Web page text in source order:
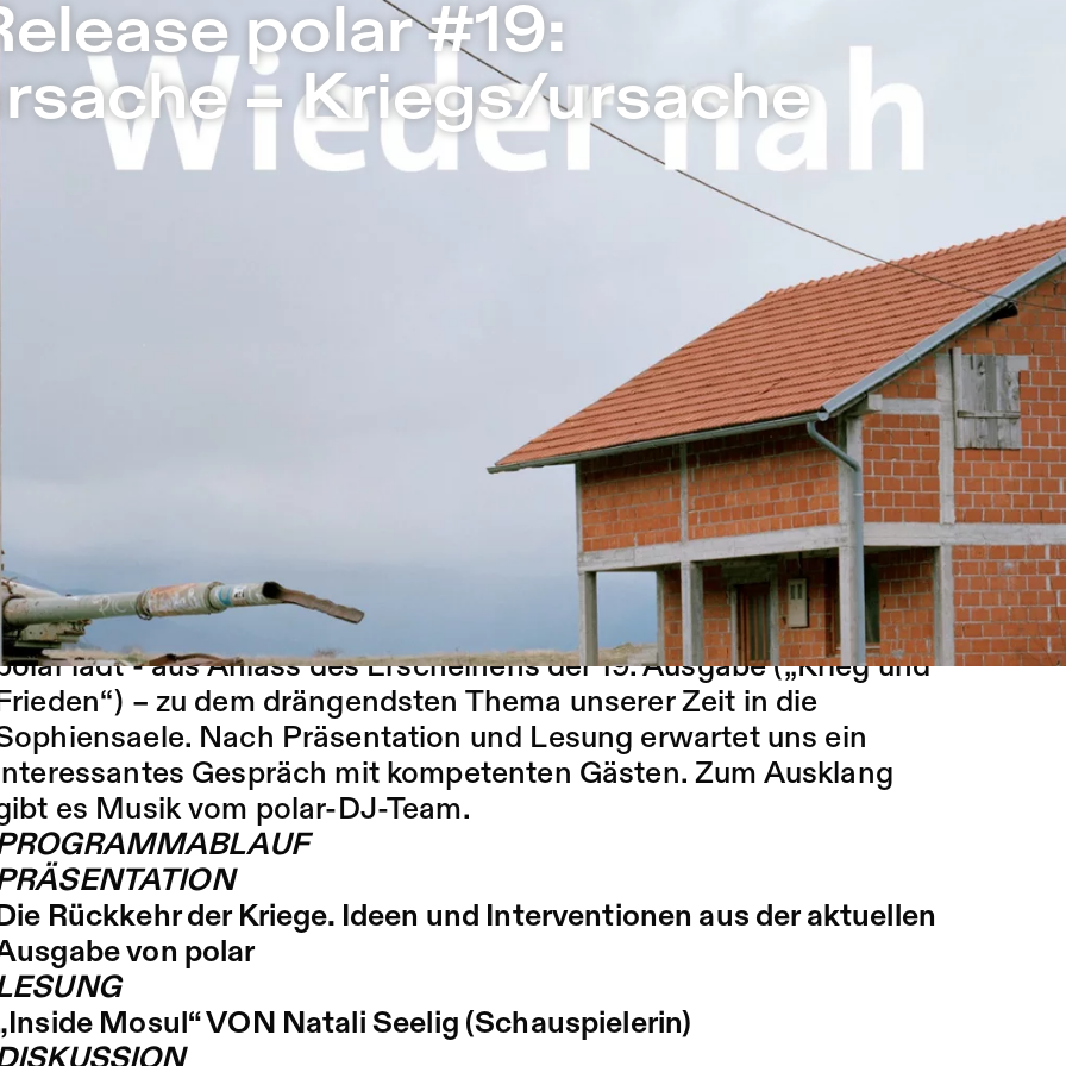
ursache – Sophiensæle | Freies Theater in Berlin
polar #19:
– Kriegs/ursache
Der Krieg war nie weg. Aber mit Blick auf die zahlreichen neuen
Kriege ist er – auch über Flucht und die Suche nach Asyl - plötzlich
wieder sehr nah. Syrien, Irak, Afghanistan, Eritrea. Wo also liegt
unsere Verantwortung hier, um denjenigen zu helfen, die vor dem
Leid des Krieges geflohen sind? Und wo liegt unsere Verantwortung
dort, bei der Bekämpfung von Fluchtursachen, bei der Linderung des
Kriegselends in den Kriegsregionen und Nachbarländern? Wie
umgehen mit der neuen Gewalt? Welche Einmischung ist gefragt?
Mit welchen Strategien? Welchen Zielen? In welchen Bündnissen?
lädt - aus Anlass des Erscheinens der 19. Ausgabe („Krieg und
Frieden“) – zu dem drängendsten Thema unserer Zeit in die
Nach Präsentation und Lesung erwartet uns ein
Gespräch mit kompetenten Gästen. Zum Ausklang
es Musik vom polar-DJ-Team.
Die Rückkehr der Kriege. Ideen und Interventionen aus der aktuellen
von polar
Mosul“ VON Natali Seelig (Schauspielerin)